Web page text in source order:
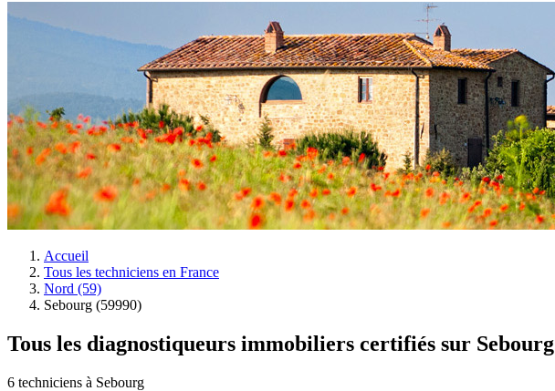
Accueil
Tous les techniciens en France
Nord (59)
Sebourg (59990)
Tous les diagnostiqueurs immobiliers certifiés sur Sebourg
6 techniciens à Sebourg